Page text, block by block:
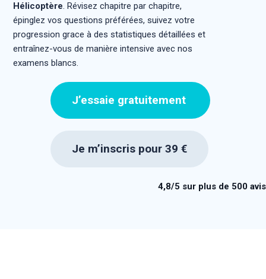
Hélicoptère. Révisez chapitre par chapitre,
épinglez vos questions préférées, suivez votre
progression grace à des statistiques détaillées et
entraînez-vous de manière intensive avec nos
examens blancs.
J’essaie gratuitement
Je m’inscris pour 39 €
4,8/5 sur plus de 500 avis